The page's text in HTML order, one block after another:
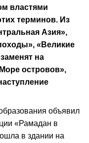
властями
терминов. Из
Азия»,
«Великие
на
островов»,
объявил
«Рамадан в
в здании на